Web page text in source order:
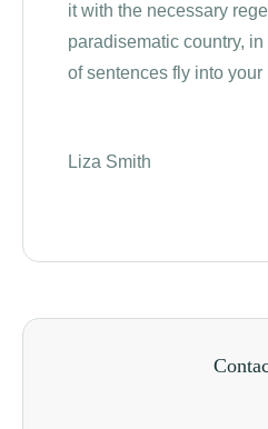
it with the necessary
paradisematic country,
of sentences fly into your
Liza Smith